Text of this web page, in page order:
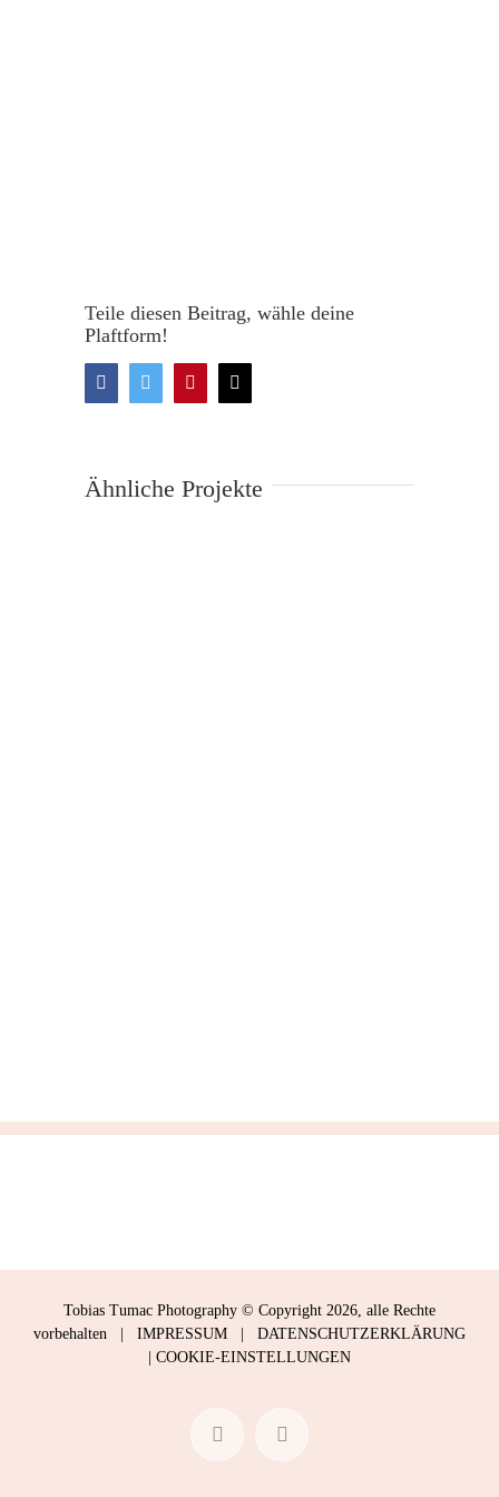
Teile diesen Beitrag, wähle deine
Plaftform!
FacebookTwitter Pinterest
Ähnliche Projekte
Tobias Tumac Photography © Copyright 2026, alle Rechte
vorbehalten | IMPRESSUM | DATENSCHUTZERKLÄRUNG
| COOKIE-EINSTELLUNGEN
Facebook